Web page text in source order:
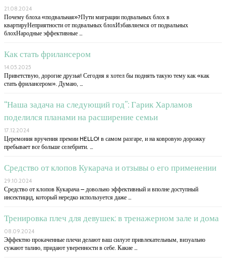
21.08.2024
Почему блоха «подвальная»?Пути миграции подвальных блох в
квартируНеприятности от подвальных блохИзбавляемся от подвальных
блохНародные эффективные …
Как стать фрилансером
14.05.2025
Приветствую, дорогие друзья! Сегодня я хотел бы поднять такую тему как «как
стать фрилансером». Думаю, …
“Наша задача на следующий год”: Гарик Харламов
поделился планами на расширение семьи
17.12.2024
Церемония вручения премии HELLO! в самом разгаре, и на ковровую дорожку
пребывает все больше селебрити. …
Средство от клопов Кукарача и отзывы о его применении
29.10.2024
Средство от клопов Кукарача – довольно эффективный и вполне доступный
инсектицид, который нередко используется даже …
Тренировка плеч для девушек: в тренажерном зале и дома
08.09.2024
Эффектно прокаченные плечи делают ваш силуэт привлекательным, визуально
сужают талию, придают уверенности в себе. Какие …